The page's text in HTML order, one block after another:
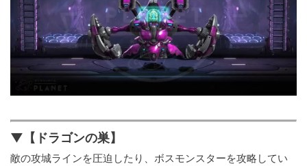
▼【ドラゴンの巣】
敵の攻城ラインを圧迫したり、ボスモンスターを攻略してい